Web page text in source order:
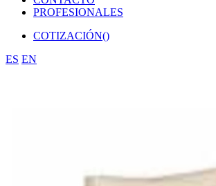
PROFESIONALES
COTIZACIÓN()
ES EN